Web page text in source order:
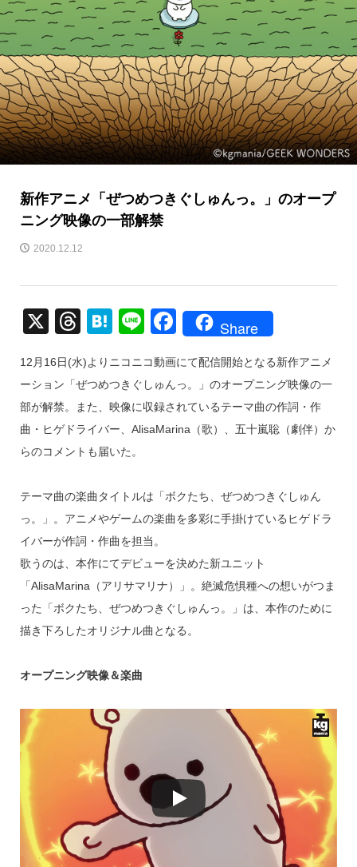
新作アニメ「ぜつめつきぐしゅんっ。」のオープ
ニング映像の一部解禁
2020.12.12
X
T
e
a
d
s
H
e
n
a
Li
e
F
c
e
b
k
Share
12月16日(水)よりニコニコ動画にて配信開始となる新作アニメ
ーション「ぜつめつきぐしゅんっ。」のオープニング映像の一
部が解禁。また、映像に収録されているテーマ曲の作詞・作
曲・ヒゲドライバー、AlisaMarina（歌）、五十嵐聡（劇伴）か
らのコメントも届いた。
テーマ曲の楽曲タイトルは「ボクたち、ぜつめつきぐしゅん
っ。」。アニメやゲームの楽曲を多彩に手掛けているヒゲドラ
イバーが作詞・作曲を担当。
歌うのは、本作にてデビューを決めた新ユニット
「AlisaMarina（アリサマリナ）」。絶滅危惧種への想いがつま
った「ボクたち、ぜつめつきぐしゅんっ。」は、本作のために
描き下ろしたオリジナル曲となる。
オープニング映像＆楽曲